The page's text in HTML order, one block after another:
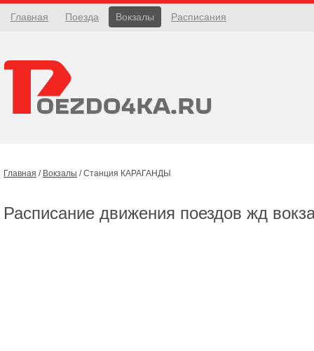
Главная Поезда Вокзалы Расписания
Главная / Вокзалы /Станция КАРАГАНДЫ
Расписание движения поездов жд